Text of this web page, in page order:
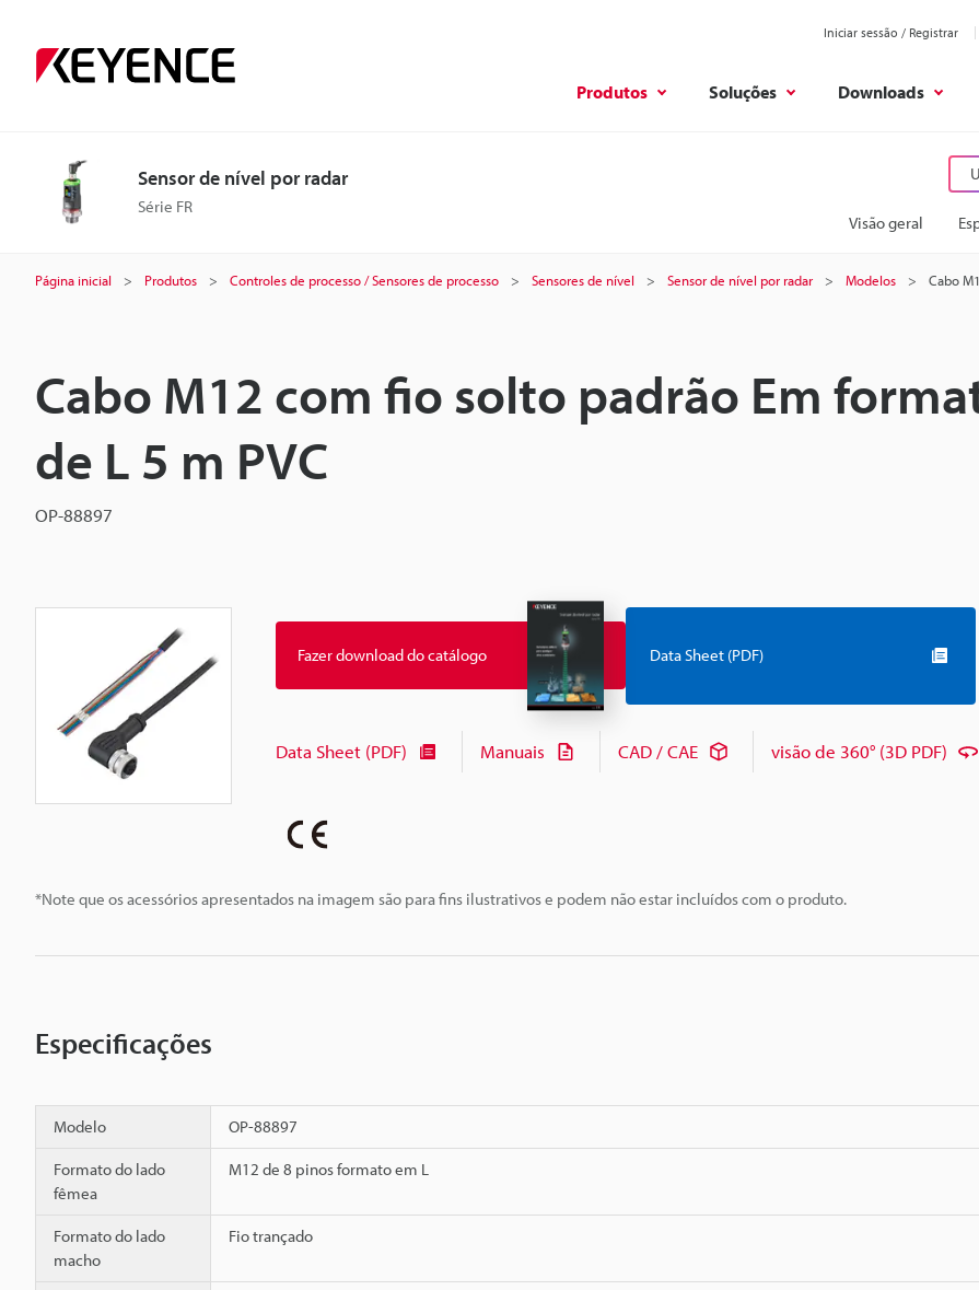
Iniciar sessão / Registrar
Produtos Soluções Downloads
Sensor de nível por radar
Série FR
Visão geral
Página inicial Produtos Controles de processo / Sensores de processo Sensores de nível Sensor de nível por radar Modelos Cabo
Cabo M12 com fio solto padrão Em
de L 5 m PVC
OP-88897
*Note que os acessórios apresentados na imagem são para fins ilustrativos e podem não estar incluídos com o produto.
Fazer download do catálogo Data Sheet (PDF)
Data Sheet (PDF) Manuais CAD / CAE visão de 360° (3D PDF)
Especificações
Modelo OP-88897
Formato do lado
fêmea
M12 de 8 pinos formato em L
Formato do lado
macho
Fio trançado